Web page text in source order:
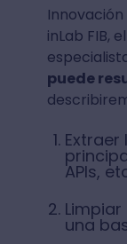
inLab FIB,
puede
APIs,
una